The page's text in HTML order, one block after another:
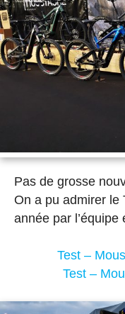
Pas de grosse
On a pu admirer le
année par l’équipe
Test –
Test –